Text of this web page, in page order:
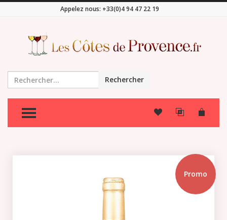
Appelez nous: +33(0)4 94 47 22 19
Rechercher
TOGGLE MENU
Promo